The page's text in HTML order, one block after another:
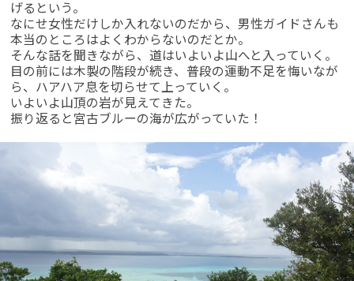
げるという。
なにせ女性だけしか入れないのだから、男性ガイドさんも
本当のところはよくわからないのだとか。
そんな話を聞きながら、道はいよいよ山へと入っていく。
目の前には木製の階段が続き、普段の運動不足を悔いなが
ら、ハアハア息を切らせて上っていく。
いよいよ山頂の岩が見えてきた。
振り返ると宮古ブルーの海が広がっていた！